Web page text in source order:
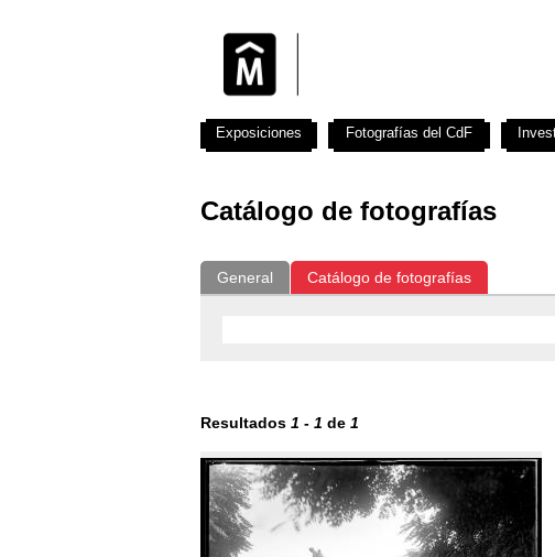
Catálogo de fotografías
General Catálogo de fotografías
Resultados 1 - 1 de 1
Exposiciones Fotografías del CdF